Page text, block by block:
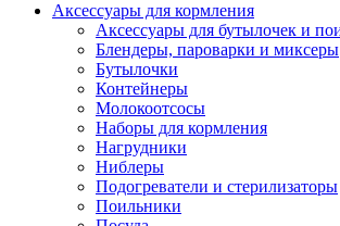
Аксессуары для кормления
Аксессуары для бутылочек и
Блендеры, пароварки и миксеры
Бутылочки
Контейнеры
Молокоотсосы
Наборы для кормления
Нагрудники
Ниблеры
Подогреватели и стерилизаторы
Поильники